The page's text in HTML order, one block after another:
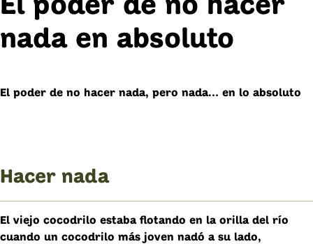
El poder de no hacer
nada en absoluto
El poder de no hacer nada, pero nada… en lo absoluto
Hacer nada
El viejo cocodrilo estaba flotando en la orilla del río
cuando un cocodrilo más joven nadó a su lado,